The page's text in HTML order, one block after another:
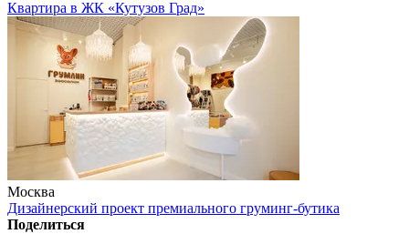
Квартира в ЖК «Кутузов Град»
Москва
Дизайнерский проект премиального груминг-бутика
Поделиться